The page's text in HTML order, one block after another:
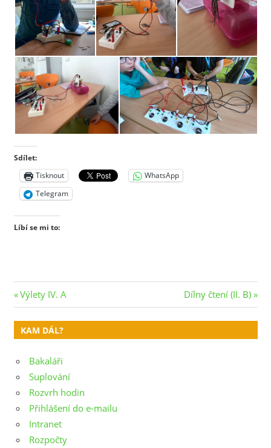
Sdílet:
Tisknout
WhatsApp
Telegram
Líbí se mi to:
Navigace
pro
příspěvek
Previous
Post:
Výlety IV. A
Next
Post:
Dílny čtení (II. B)
KAM DÁL?
Bakaláři
Suplování
Rozvrh hodin
Přihlášení do e-mailu
Intranet
Rozpočty